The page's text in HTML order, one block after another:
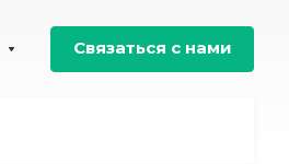
Связаться с нами